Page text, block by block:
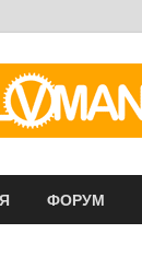
ФОРУМ